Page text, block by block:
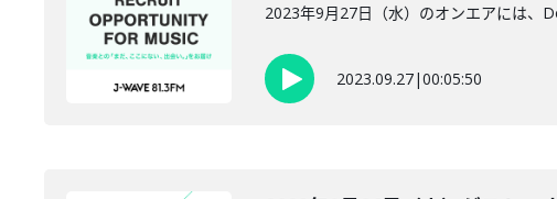
2023年9月27日（水）のオンエアには、
2023.09.27|00:05:50